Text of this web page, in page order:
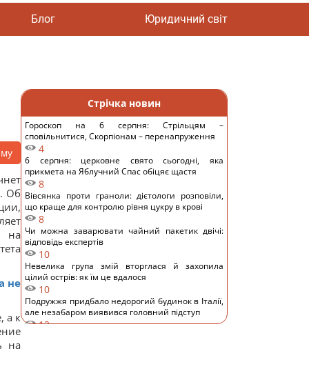
Блог Юридичний світ
Об
на
не
а к
на
Стрічка новин
Гороскоп на 6 серпня: Стрільцям –
сповільнитися, Скорпіонам – перенапруження
4
6 серпня: церковне свято сьогодні, яка
прикмета на Яблучний Спас обіцяє щастя
8
Вівсянка проти граноли: дієтологи розповіли,
що краще для контролю рівня цукру в крові
8
Чи можна заварювати чайний пакетик двічі:
відповідь експертів
10
Невелика група змій вторглася й захопила
цілий острів: як їм це вдалося
10
Подружжя придбало недорогий будинок в Італії,
але незабаром виявився головний підступ
12